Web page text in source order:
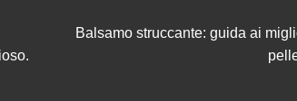
Balsamo struccante: guida ai